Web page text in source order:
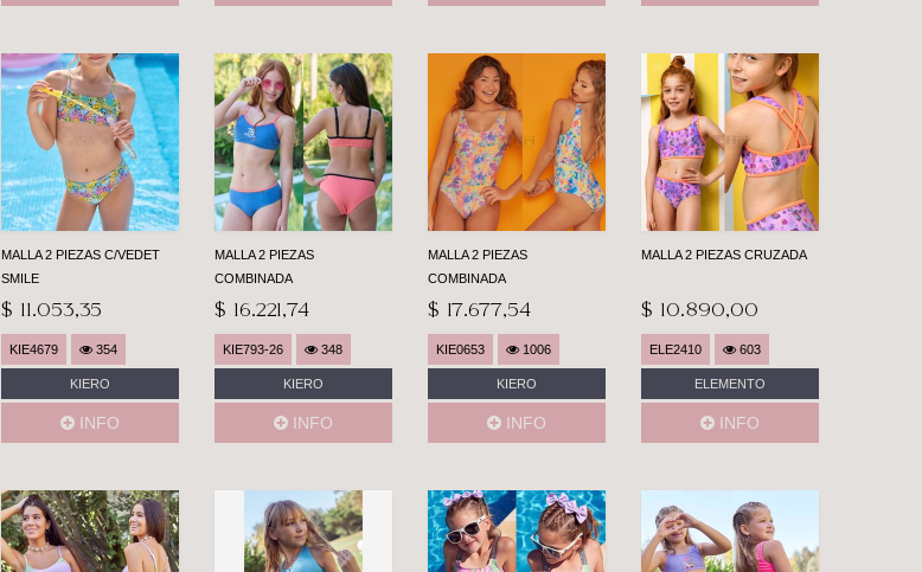
MALLA 2 PIEZAS C/VEDET
SMILE
$ 11.053,35
KIE4679 354
KIERO
INFO
MALLA 2 PIEZAS
COMBINADA
$ 16.221,74
KIE793-26 348
KIERO
INFO
MALLA 2 PIEZAS
COMBINADA
$ 17.677,54
KIE0653 1006
KIERO
INFO
MALLA 2 PIEZAS CRUZADA
$ 10.890,00
ELE2410 603
ELEMENTO
INFO